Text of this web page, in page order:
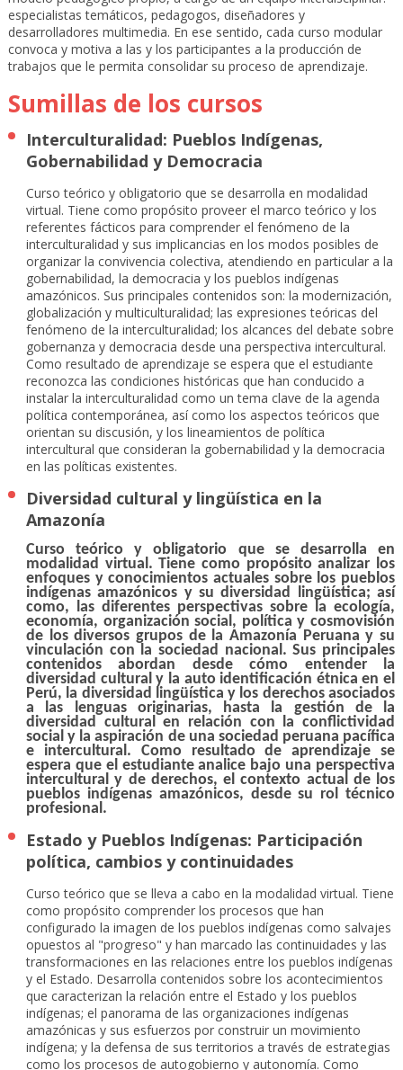
especialistas temáticos, pedagogos, diseñadores y
desarrolladores multimedia. En ese sentido, cada curso modular
convoca y motiva a las y los participantes a la producción de
trabajos que le permita consolidar su proceso de aprendizaje.
Sumillas de los cursos
Interculturalidad: Pueblos Indígenas,
Gobernabilidad y Democracia
Curso teórico y obligatorio que se desarrolla en modalidad
virtual. Tiene como propósito proveer el marco teórico y los
referentes fácticos para comprender el fenómeno de la
interculturalidad y sus implicancias en los modos posibles de
organizar la convivencia colectiva, atendiendo en particular a la
gobernabilidad, la democracia y los pueblos indígenas
amazónicos. Sus principales contenidos son: la modernización,
globalización y multiculturalidad; las expresiones teóricas del
fenómeno de la interculturalidad; los alcances del debate sobre
gobernanza y democracia desde una perspectiva intercultural.
Como resultado de aprendizaje se espera que el estudiante
reconozca las condiciones históricas que han conducido a
instalar la interculturalidad como un tema clave de la agenda
política contemporánea, así como los aspectos teóricos que
orientan su discusión, y los lineamientos de política
intercultural que consideran la gobernabilidad y la democracia
en las políticas existentes.
Diversidad cultural y lingüística en la
Amazonía
Curso teórico y obligatorio que se desarrolla en
modalidad virtual. Tiene como propósito analizar los
enfoques y conocimientos actuales sobre los pueblos
indígenas amazónicos y su diversidad lingüística; así
como, las diferentes perspectivas sobre la ecología,
economía, organización social, política y cosmovisión
de los diversos grupos de la Amazonía Peruana y su
vinculación con la sociedad nacional. Sus principales
contenidos abordan desde cómo entender la
diversidad cultural y la auto identificación étnica en el
Perú, la diversidad lingüística y los derechos asociados
a las lenguas originarias, hasta la gestión de la
diversidad cultural en relación con la conflictividad
social y la aspiración de una sociedad peruana pacífica
e intercultural. Como resultado de aprendizaje se
espera que el estudiante analice bajo una perspectiva
intercultural y de derechos, el contexto actual de los
pueblos indígenas amazónicos, desde su rol técnico
profesional.
Estado y Pueblos Indígenas: Participación
política, cambios y continuidades
Curso teórico que se lleva a cabo en la modalidad virtual. Tiene
como propósito comprender los procesos que han
configurado la imagen de los pueblos indígenas como salvajes
opuestos al "progreso" y han marcado las continuidades y las
transformaciones en las relaciones entre los pueblos indígenas
y el Estado. Desarrolla contenidos sobre los acontecimientos
que caracterizan la relación entre el Estado y los pueblos
indígenas; el panorama de las organizaciones indígenas
amazónicas y sus esfuerzos por construir un movimiento
indígena; y la defensa de sus territorios a través de estrategias
como los procesos de autogobierno y autonomía. Como